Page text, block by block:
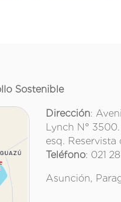
Sostenible
Dirección:
Lynch N° 3500.
esq. Reservista
Teléfono: 021
Asunción,